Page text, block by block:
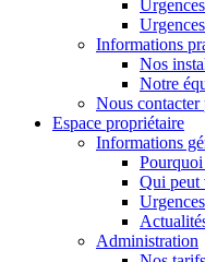
Informations
Nos
Notre
Nous contacter
Espace propriétaire
Informations
Qui peut
Urgences
Administration